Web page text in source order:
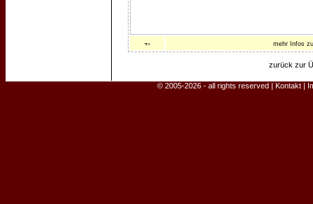
mehr Infos zu
zurück zur
© 2005-2026 - all rights reserved | Kontakt |